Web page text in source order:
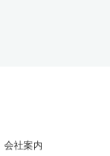
会社案内